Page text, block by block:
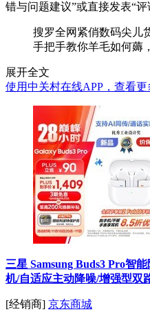
错与问题建议”或直接发表“评
搜罗全网紧俏数码尖儿
手把手教你羊毛如何薅
展开全文
使用中关村在线APP，查看
三星 Samsung Buds3 Pro智
机/自适应主动降噪/增强型双
[经销商] 京东商城